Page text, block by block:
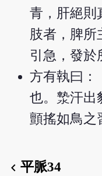
青，肝絕則
肢者，脾所
引急，發於
方有執曰：
也。漐汗出
顫搖如鳥之
chevron_left平脈34